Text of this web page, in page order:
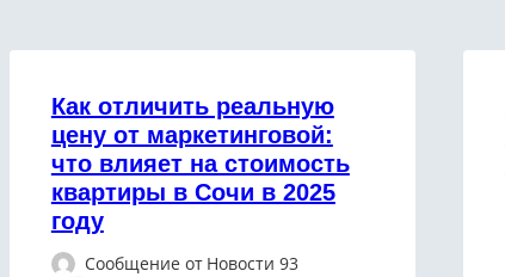
Как отличить реальную
цену от маркетинговой:
что влияет на стоимость
квартиры в Сочи в 2025
году
Сообщение от Новости 93